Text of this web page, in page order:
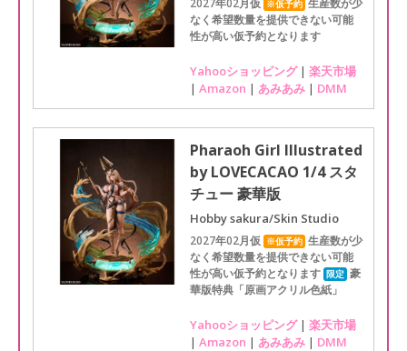
※仮予約
なく希望数量を提供できない可能
性が高い仮予約となります
Yahooショッピング| 楽天市場
| Amazon | あみあみ | DMM
Pharaoh Girl Illustrated
by LOVECACAO 1/4 スタ
チュー 豪華版
Hobby sakura/Skin Studio
2027年02月仮 ※仮予約 生産数が少
なく希望数量を提供できない可能
性が高い仮予約となります 限定 豪
華版特典「原画アクリル色紙」
Yahooショッピング| 楽天市場
| Amazon | あみあみ | DMM